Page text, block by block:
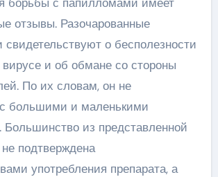
отзывы. Разочарованные
свидетельствуют о бесполезности
вирусе и об обмане со стороны
По их словам, он не
с большими и маленькими
Большинство из представленной
подтверждена
употребления препарата, а